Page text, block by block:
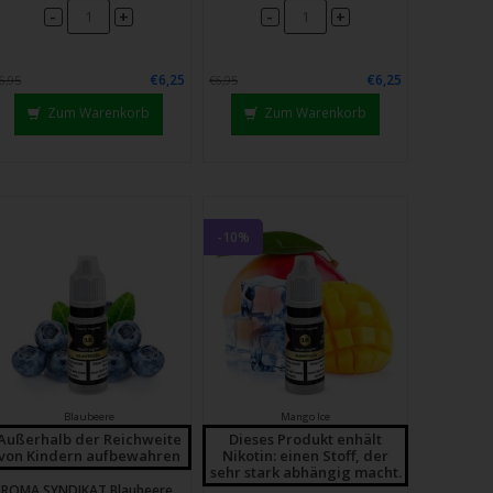
- +
€6,25
Zum Warenkorb
- +
€6,95
€6,25
Zum Warenkorb
Blaubeere
der Reichweite
Kindern aufbewahren
-10%
Mango Ice
Dieses Produkt enhält
Nikotin: einen Stoff, der
sehr stark abhängig macht.